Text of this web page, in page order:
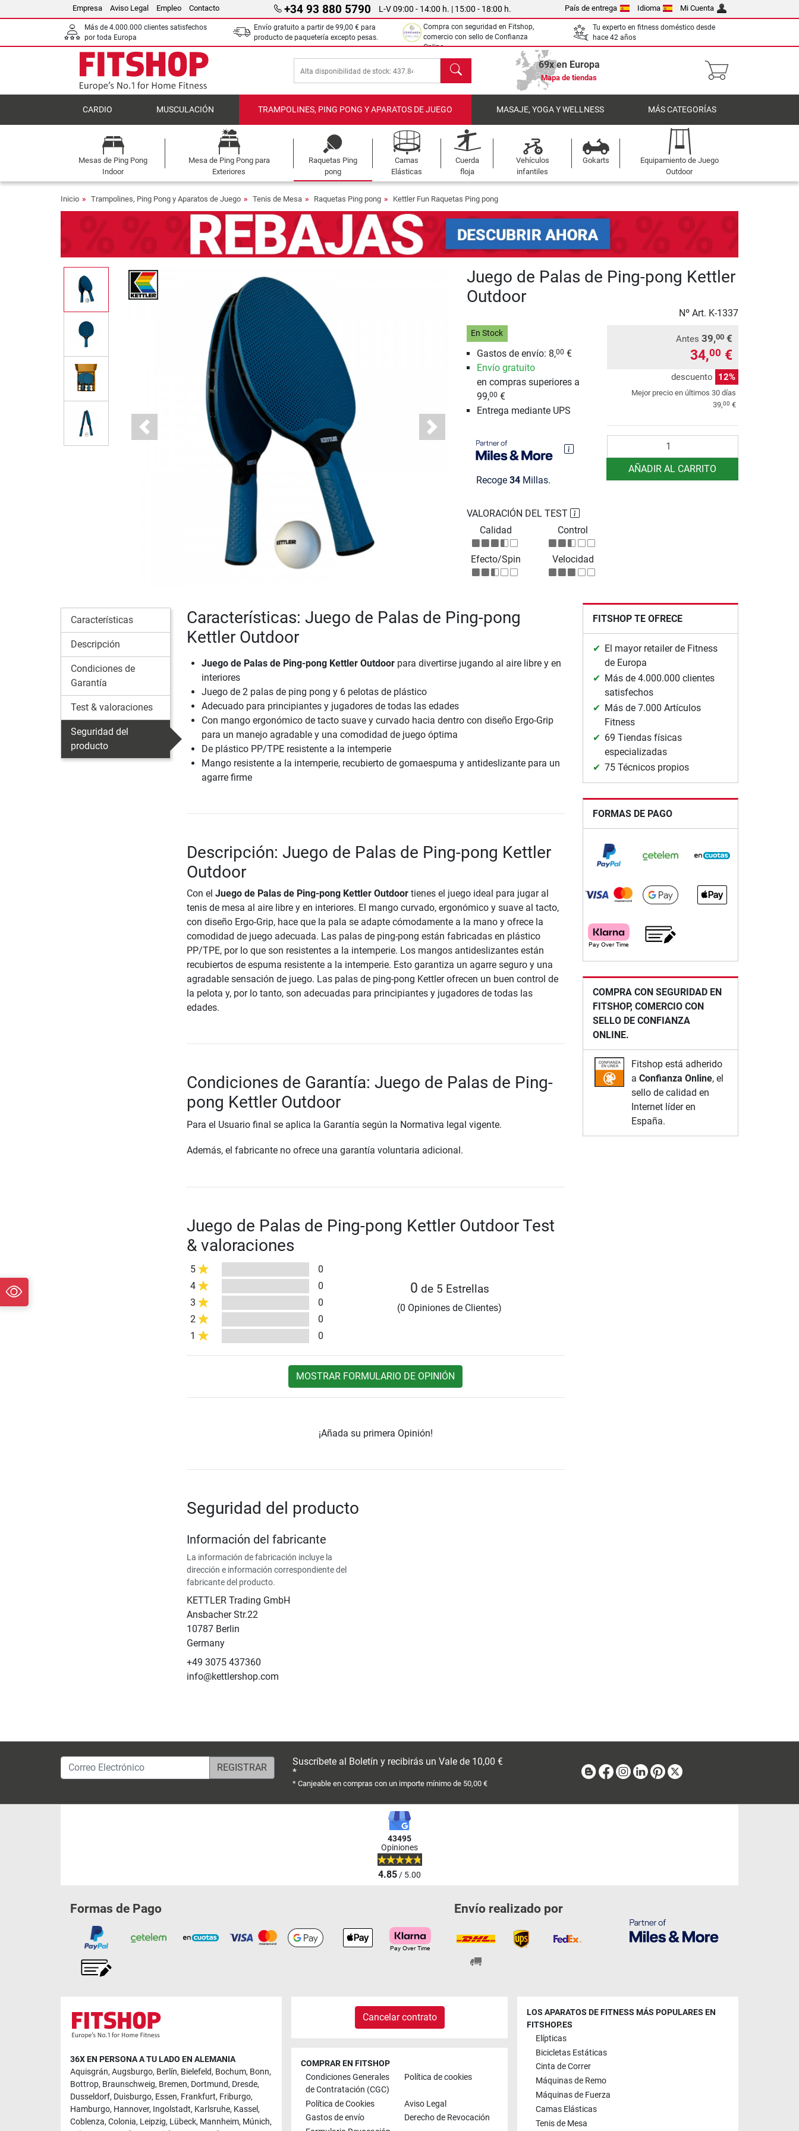
Empresa Aviso Legal Empleo Contacto +34 93 880 5790 L-V 09:00 - 14:00 h. | 15:00 - 18:00 h. País de entrega Idioma Mi Cuenta
Más de 4.000.000 clientes satisfechos
por toda Europa
Envío gratuito a partir de 99,00 € para
producto de paquetería excepto pesas.
Compra con seguridad en Fitshop,
comercio con sello de Confianza
Online.
Tu experto en fitness doméstico desde
hace 42 años
Buscar 69x en Europa
Mapa de tiendas
CARDIO MUSCULACIÓN TRAMPOLINES, PING PONG Y APARATOS DE JUEGO MASAJE, YOGA Y WELLNESS MÁS CATEGORÍAS
Mesas de Ping Pong
Indoor
Mesa de Ping Pong para
Exteriores
Raquetas Ping
pong
Camas
Elásticas
Cuerda
floja
Vehículos
infantiles
Gokarts
Equipamiento de Juego
Outdoor
Inicio Trampolines, Ping Pong y Aparatos de Juego Tenis de Mesa Raquetas Ping pong Kettler Fun Raquetas Ping pong
Previous Next
Juego de Palas de Ping-pong Kettler
Outdoor
Nº Art. K-1337
En Stock
Gastos de envío: 8,00 €
Envío gratuito
en compras superiores a
99,00 €
Entrega mediante UPS
Recoge 34Millas.
Antes 39,00 €
34,00 €
descuento 12%
Mejor precio en últimos 30 días
39,00 €
AÑADIR AL CARRITO
VALORACIÓN DEL TEST
Calidad
Control
Efecto/Spin Velocidad
Características
Descripción
Condiciones de
Garantía
Test & valoraciones
Seguridad del
producto
Características: Juego de Palas de Ping-pong
Kettler Outdoor
Juego de Palas de Ping-pong Kettler Outdoorpara divertirse jugando al aire libre y en
interiores
Juego de 2 palas de ping pong y 6 pelotas de plástico
Adecuado para principiantes y jugadores de todas las edades
Con mango ergonómico de tacto suave y curvado hacia dentro con diseño Ergo-Grip
para un manejo agradable y una comodidad de juego óptima
De plástico PP/TPE resistente a la intemperie
Mango resistente a la intemperie, recubierto de gomaespuma y antideslizante para un
agarre firme
Descripción: Juego de Palas de Ping-pong Kettler
Outdoor
Con el Juego de Palas de Ping-pong Kettler Outdoortienes el juego ideal para jugar al
tenis de mesa al aire libre y en interiores. El mango curvado, ergonómico y suave al tacto,
con diseño Ergo-Grip, hace que la pala se adapte cómodamente a la mano y ofrece la
comodidad de juego adecuada. Las palas de ping-pong están fabricadas en plástico
PP/TPE, por lo que son resistentes a la intemperie. Los mangos antideslizantes están
recubiertos de espuma resistente a la intemperie. Esto garantiza un agarre seguro y una
agradable sensación de juego. Las palas de ping-pong Kettler ofrecen un buen control de
la pelota y, por lo tanto, son adecuadas para principiantes y jugadores de todas las
edades.
Condiciones de Garantía: Juego de Palas de Ping-
pong Kettler Outdoor
Para el Usuario final se aplica la Garantía según la Normativa legal vigente.
Además, el fabricante no ofrece una garantía voluntaria adicional.
Juego de Palas de Ping-pong Kettler Outdoor Test
& valoraciones
5
0
4
0
3
0
2
0
1
0
0 de 5 Estrellas
(0 Opiniones de Clientes)
MOSTRAR FORMULARIO DE OPINIÓN
¡Añada su primera Opinión!
Seguridad del producto
Información del fabricante
La información de fabricación incluye la
dirección e información correspondiente del
fabricante del producto.
KETTLER Trading GmbH
Ansbacher Str.22
10787 Berlin
Germany
+49 3075 437360
info@kettlershop.com
FITSHOP TE OFRECE
El mayor retailer de Fitness
de Europa
Más de 4.000.000 clientes
satisfechos
Más de 7.000 Artículos
Fitness
69 Tiendas físicas
especializadas
75 Técnicos propios
FORMAS DE PAGO
COMPRA CON SEGURIDAD EN
FITSHOP, COMERCIO CON
SELLO DE CONFIANZA
ONLINE.
Fitshop está adherido
a Confianza Online, el
sello de calidad en
Internet líder en
España.
Correo Electrónico
Suscríbete al Boletín y recibirás un Vale de 10,00 €
*
* Canjeable en compras con un importe mínimo de 50,00 €
BlogFacebook
Instagram
LinkedinPinterest
43495
Opiniones
4.85/ 5.00
Formas de Pago Envío realizado por
36X EN PERSONA A TU LADO EN ALEMANIA
Aquisgrán, Augsburgo, Berlín, Bielefeld, Bochum, Bonn,
Bottrop, Braunschweig, Bremen, Dortmund, Dresde,
Dusseldorf, Duisburgo, Essen, Frankfurt, Friburgo,
Hamburgo, Hannover, Ingolstadt, Karlsruhe, Kassel,
Coblenza, Colonia, Leipzig, Lübeck, Mannheim, Múnich,
Cancelar contrato
COMPRAR EN FITSHOP
Condiciones Generales
de Contratación (CGC)
Política de cookies
Política de Cookies
Aviso Legal
Gastos de envío
Derecho de Revocación
LOS APARATOS DE FITNESS MÁS POPULARES EN
FITSHOP.ES
Elípticas
Bicicletas Estáticas
Cinta de Correr
Máquinas de Remo
Máquinas de Fuerza
Camas Elásticas
Tenis de Mesa